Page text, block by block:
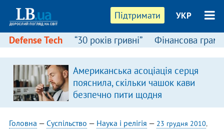
Підтримати УКР
Defense Tech “30 років гривні” Фінансова
Американська асоціація серця
пояснила, скільки чашок кави
безпечно пити щодня
Головна — Суспільство — Наука і релігія — 23 грудня 2010,